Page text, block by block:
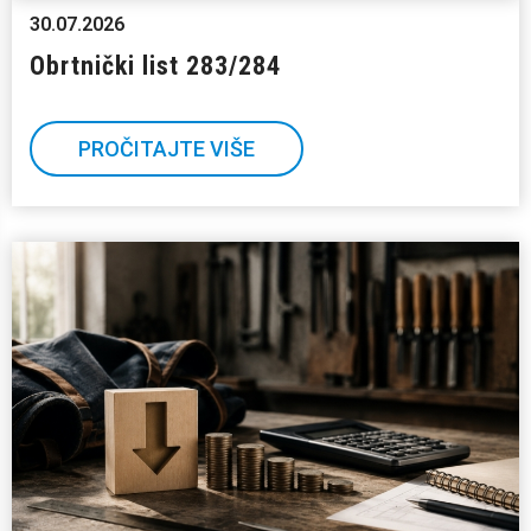
30.07.2026
Obrtnički list 283/284
PROČITAJTE VIŠE